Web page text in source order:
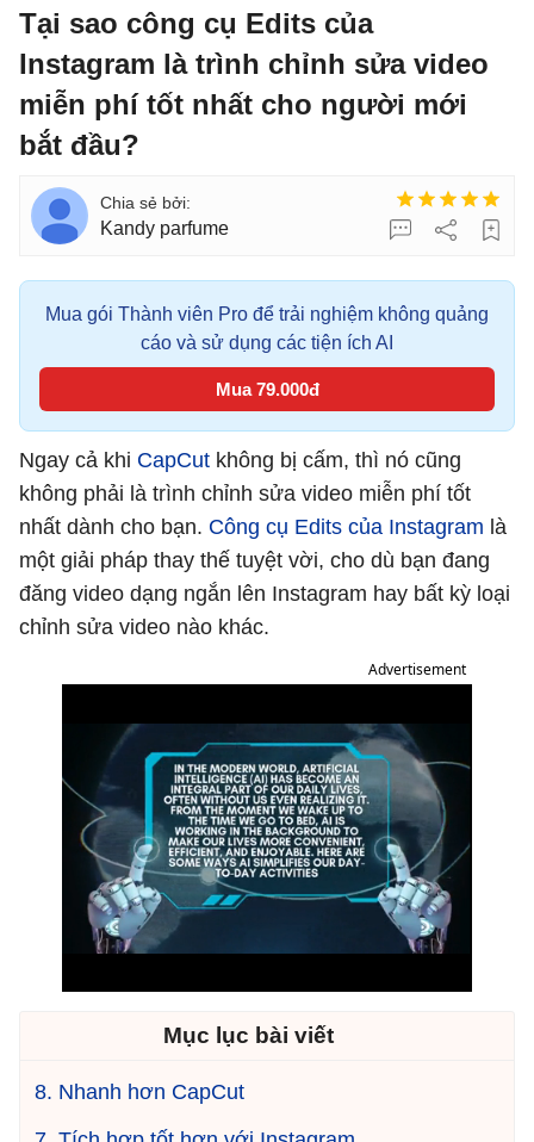
Tại sao công cụ Edits của
Instagram là trình chỉnh sửa video
miễn phí tốt nhất cho người mới
bắt đầu?
Kandy parfume
Mua gói Thành viên Pro để trải nghiệm không quảng
cáo và sử dụng các tiện ích AI
Mua 79.000đ
Ngay cả khi CapCut không bị cấm, thì nó cũng
không phải là trình chỉnh sửa video miễn phí tốt
nhất dành cho bạn. Công cụ Edits của Instagram là
một giải pháp thay thế tuyệt vời, cho dù bạn đang
đăng video dạng ngắn lên Instagram hay bất kỳ loại
chỉnh sửa video nào khác.
Advertisement
Mục lục bài viết
8. Nhanh hơn CapCut